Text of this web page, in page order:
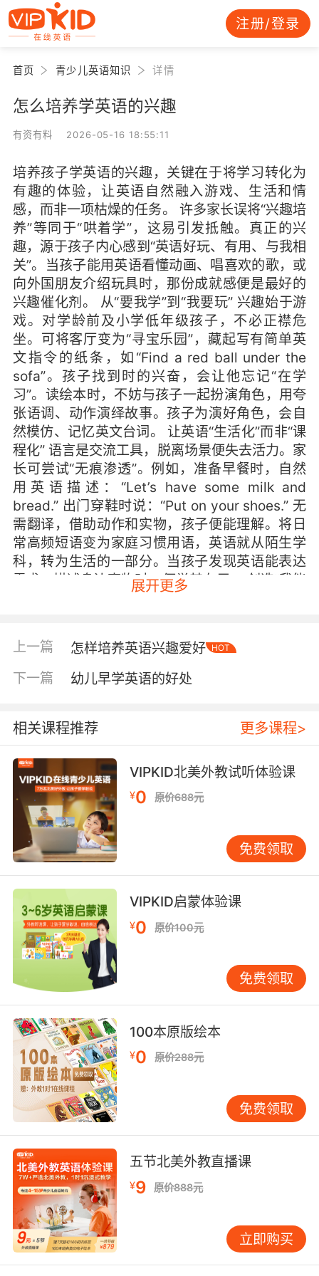
注册/登录
首页 青少儿英语知识 详情
怎么培养学英语的兴趣
有资有料 2026-05-16 18:55:11
培养孩子学英语的兴趣，关键在于将学习转化为
有趣的体验，让英语自然融入游戏、生活和情
感，而非一项枯燥的任务。 许多家长误将“兴趣培
养”等同于“哄着学”，这易引发抵触。真正的兴
趣，源于孩子内心感到“英语好玩、有用、与我相
关”。当孩子能用英语看懂动画、唱喜欢的歌，或
向外国朋友介绍玩具时，那份成就感便是最好的
兴趣催化剂。 从“要我学”到“我要玩” 兴趣始于游
戏。对学龄前及小学低年级孩子，不必正襟危
坐。可将客厅变为“寻宝乐园”，藏起写有简单英
文指令的纸条，如“Find a red ball under the
sofa”。孩子找到时的兴奋，会让他忘记“在学
习”。读绘本时，不妨与孩子一起扮演角色，用夸
张语调、动作演绎故事。孩子为演好角色，会自
然模仿、记忆英文台词。 让英语“生活化”而非“课
程化” 语言是交流工具，脱离场景便失去活力。家
长可尝试“无痕渗透”。例如，准备早餐时，自然
用英语描述：“Let’s have some milk and
bread.” 出门穿鞋时说：“Put on your shoes.” 无
需翻译，借助动作和实物，孩子便能理解。将日
常高频短语变为家庭习惯用语，英语就从陌生学
科，转为生活的一部分。当孩子发现英语能表达
需求、描述身边事物时，便觉其有用。 创造“我能
行”的积极体验 挫败感是兴趣大敌。许多孩子不喜
越的障碍。保护兴趣，需从搭建小台阶开始。初
期目标要小到孩子踮脚能够到，例如，目标不是
“背五个单词”，而是“用英语说出你最喜欢的三种
水果”。哪怕孩子只说“apple”，也需立刻给予具
行”的胜任感，是孩子继续探索的内在动力。 家长
可与孩子制作“英语成就墙”，记录每次小突破：
第一次唱完英文歌的录音，第一次用英语点餐的
照片，第一次读懂的绘本封面。这些看得见的进
步，会像滚雪球般积累孩子对英语的信心和喜
爱。 兴趣的燃料是“关联感” 孩子只对关心的事物
投入热情。因此，英语学习内容须与孩子的个人
世界紧密相连。若他喜欢恐龙，就一起看恐龙纪
录片，学“T-Rex”、“herbivore”等词。若他喜欢
乐高，就搜索英文搭建教程，或用英语描述拼好
的作品。当英语成为探索兴趣的工具时，学习便
成了探索的副产品，孩子不觉在“学”，而在“玩”最
爱的东西。 选择资源时，应优先考虑孩子喜好，
而非所谓“经典”或“必读”。动画、儿歌、绘本、游
戏等形式可多样，核心是孩子是否愿主动接触。
若孩子不喜欢某种形式，果断更换，不必强求。
当孩子说“我不喜欢英语”时 听到此话，许多家长
第一反应是焦虑或责备，这易将英语与负面情绪
绑定。更有效的做法是先接纳孩子感受，将其视
为了解孩子的机会。可温和回应：“听起来学英语
让你觉得有点难或无聊，是吗？我们一起找找有
没有好玩的办法？” 然后与孩子探索新可能，如更
换学习材料，或将任务变为亲子游戏。关键在于
让孩子感到，在英语学习路上，你是盟友而非监
工。 营造支持性语言环境 家庭环境对兴趣滋养至
关重要。这并非要求家长英语流利。你可与孩子
一起学，成为“同学”。每天固定“英语亲子时间”，
哪怕仅十五分钟，一起看动画、读绘本、玩英文
游戏。此时允许犯错，鼓励尝试，重点是享受互
动乐趣。 此外，可适当利用技术工具。优质英语
展开更多
上一篇 怎样培养英语兴趣爱好 HOT
下一篇 幼儿早学英语的好处
相关课程推荐 更多课程>
VIPKID北美外教试听体验课
¥0 原价688元
免费领取
VIPKID启蒙体验课
¥0 原价100元
免费领取
100本原版绘本
¥0 原价288元
免费领取
五节北美外教直播课
¥9 原价888元
立即购买